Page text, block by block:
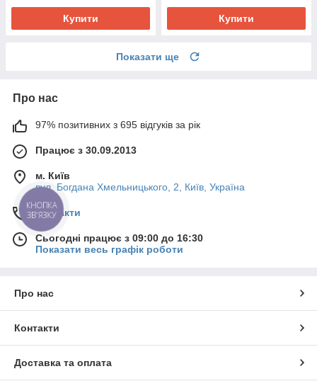
Купити Купити
Показати ще
Про нас
97% позитивних з 695 відгуків за рік
Працює з 30.09.2013
м. Київ
вул. Богдана Хмельницького, 2, Київ, Україна
Контакти
Сьогодні працює з 09:00 до 16:30
Показати весь графік роботи
Про нас
Контакти
Доставка та оплата
КНОПКА
ЗВ'ЯЗКУ